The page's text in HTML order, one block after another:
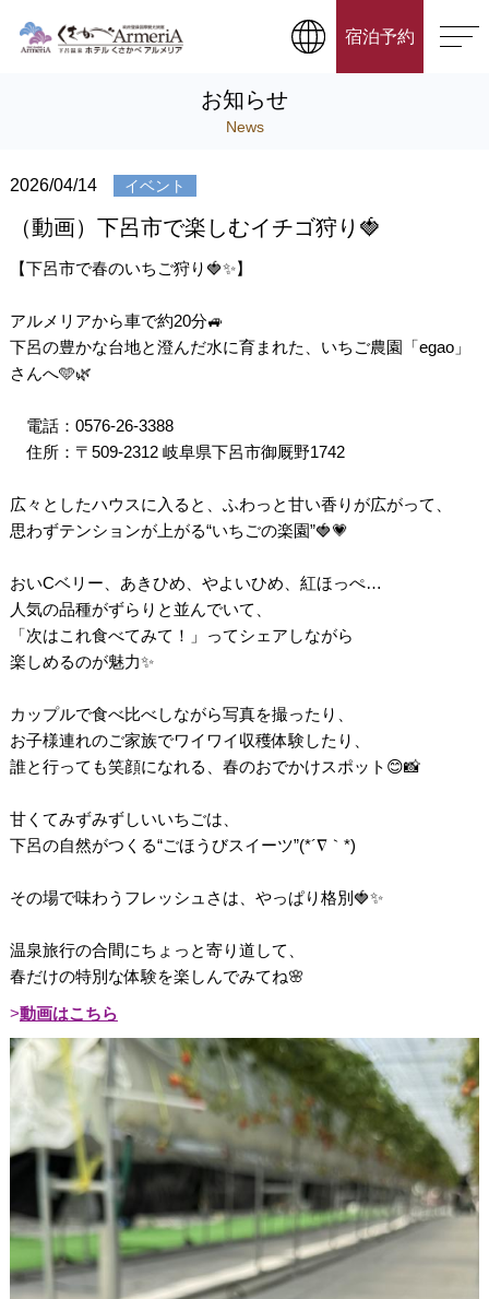
宿泊予約
お知らせ
News
2026/04/14 イベント
（動画）下呂市で楽しむイチゴ狩り🍓
【下呂市で春のいちご狩り🍓✨】
アルメリアから車で約20分🚙
下呂の豊かな台地と澄んだ水に育まれた、いちご農園「egao」
さんへ🩵🌿
電話：0576-26-3388
住所：〒509-2312 岐阜県下呂市御厩野1742
広々としたハウスに入ると、ふわっと甘い香りが広がって、
思わずテンションが上がる“いちごの楽園”🍓💗
おいCベリー、あきひめ、やよいひめ、紅ほっぺ…
人気の品種がずらりと並んでいて、
「次はこれ食べてみて！」ってシェアしながら
楽しめるのが魅力✨
カップルで食べ比べしながら写真を撮ったり、
お子様連れのご家族でワイワイ収穫体験したり、
誰と行っても笑顔になれる、春のおでかけスポット😊📸
甘くてみずみずしいいちごは、
下呂の自然がつくる“ごほうびスイーツ”(*´∇｀*)
その場で味わうフレッシュさは、やっぱり格別🍓✨
温泉旅行の合間にちょっと寄り道して、
春だけの特別な体験を楽しんでみてね🌸
動画はこちら